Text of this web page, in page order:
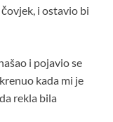
i ostavio bi
i pojavio se
kada mi je
rekla bila